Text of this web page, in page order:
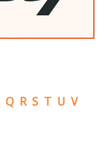
Q R S T U V